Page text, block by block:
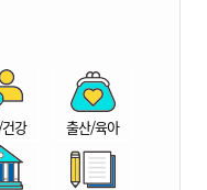
강 출산/육아